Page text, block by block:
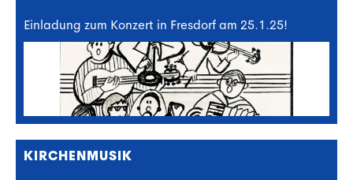
Einladung zum Konzert in Fresdorf am 25.1.25!
KIRCHENMUSIK